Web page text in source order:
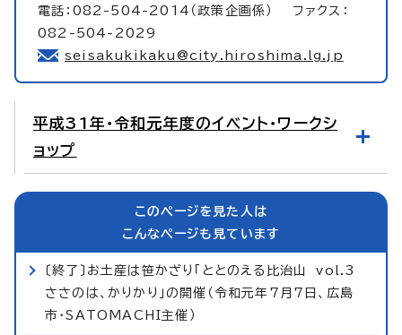
電話：082-504-2014（政策企画係） ファクス：
082-504-2029
seisakukikaku@city.hiroshima.lg.jp
平成31年・令和元年度のイベント・ワークシ
ョップ
このページを見た人は
こんなページも見ています
〔終了〕お土産は笹かざり「ととのえる比治山 vol.3
ささのは、かりかり」の開催（令和元年7月7日、広島
市・SATOMACHI主催）